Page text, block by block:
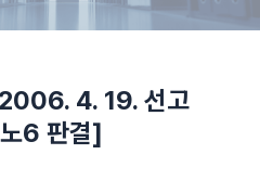
4. 19. 선고
6 판결]